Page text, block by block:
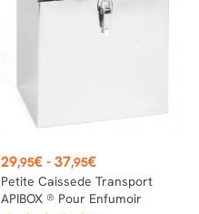
Prix
29,95€ - 37,95€
Petite Caissede Transport
APIBOX ® Pour Enfumoir